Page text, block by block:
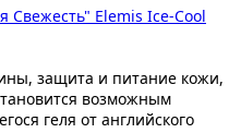
Свежесть" Elemis Ice-Cool
защита и питание кожи,
возможным
геля от английского